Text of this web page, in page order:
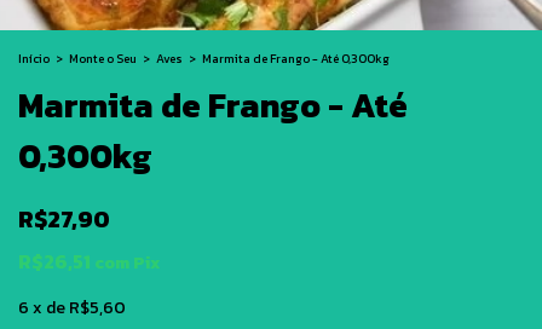
Início > Monte o Seu > Aves > Marmita de Frango - Até 0,300kg
Marmita de Frango - Até
0,300kg
R$27,90
R$26,51 comPix
6x deR$5,60